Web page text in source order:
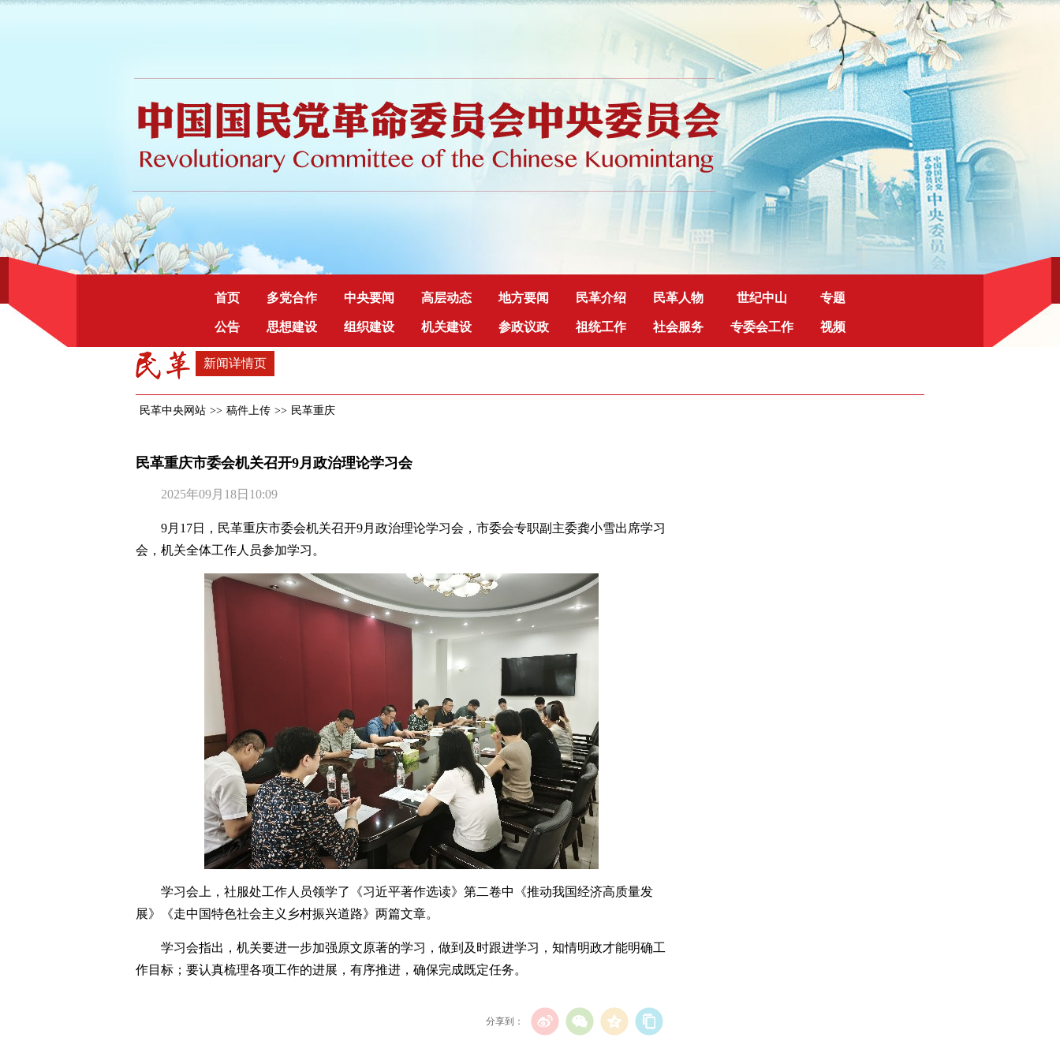
首页 多党合作 中央要闻 高层动态 地方要闻 民革介绍 民革人物 世纪中山 专题
公告 思想建设 组织建设 机关建设 参政议政 祖统工作 社会服务 专委会工作 视频
新闻详情页
民革中央网站 >> 稿件上传 >> 民革重庆
民革重庆市委会机关召开9月政治理论学习会
2025年09月18日10:09
9月17日，民革重庆市委会机关召开9月政治理论学习会，市委会专职副主委龚小雪出席学习
会，机关全体工作人员参加学习。
学习会上，社服处工作人员领学了《习近平著作选读》第二卷中《推动我国经济高质量发
展》《走中国特色社会主义乡村振兴道路》两篇文章。
学习会指出，机关要进一步加强原文原著的学习，做到及时跟进学习，知情明政才能明确工
作目标；要认真梳理各项工作的进展，有序推进，确保完成既定任务。
分享到：